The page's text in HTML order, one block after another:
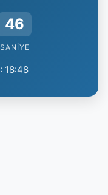
46
SANIYE
: 18:48